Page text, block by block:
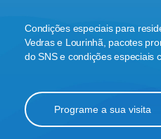
Condições especiais para
Vedras e Lourinhã, pacotes
do SNS e condições especiais
Programe a sua visita